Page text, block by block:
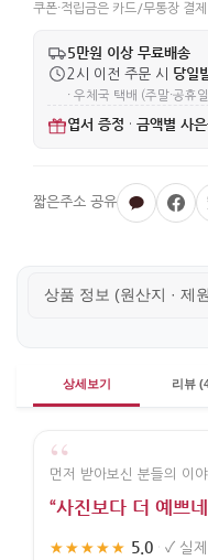
쿠폰·적립금은 카드/무통장 결
5만원 이상 무료배송
2시 이전 주문 시 당일
· 우체국 택배 (주말·공휴
엽서 증정 · 금액별 사
상품 정보 (원산지 · 제
상세보기 리뷰
“
먼저 받아보신 분들의 이야
“사진보다 더 예쁘
★★★★★ 5.0 · ✓ 실